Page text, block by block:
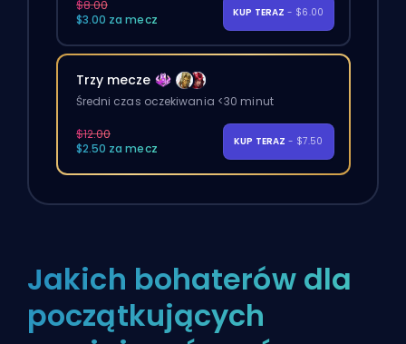
$8.00
$3.00 za mecz
KUP TERAZ - $6.00
Trzy mecze
Średni czas oczekiwania <30 minut
$12.00
$2.50 za mecz
KUP TERAZ - $7.50
Jakich bohaterów dla
początkujących